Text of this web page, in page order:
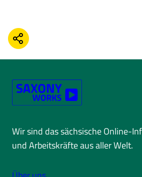
TEILEN
Wir sind das sächsische Online-
und Arbeitskräfte aus aller Welt.